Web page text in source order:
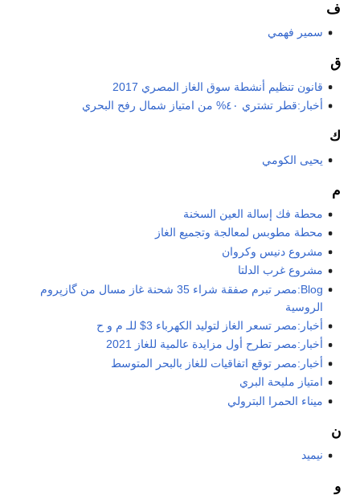
ف
سمير فهمي
ق
قانون تنظيم أنشطة سوق الغاز المصري 2017
أخبار:قطر تشتري ٤٠% من امتياز شمال رفح البحري
ك
يحيى الكومي
م
محطة فك إسالة العين السخنة
محطة مطوبس لمعالجة وتجميع الغاز
مشروع دنيس وكروان
مشروع غرب الدلتا
Blog:مصر تبرم صفقة شراء 35 شحنة غاز مسال من گازپروم
الروسية
أخبار:مصر تسعر الغاز لتوليد الكهرباء 3$ للـ م و ح
أخبار:مصر تطرح أول مزايدة عالمية للغاز 2021
أخبار:مصر توقع اتفاقيات للغاز بالبحر المتوسط
امتياز مليحة البري
ميناء الحمرا البترولي
ن
نيميد
و